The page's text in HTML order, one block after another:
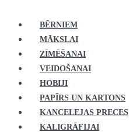
BĒRNIEM
MĀKSLAI
ZĪMĒŠANAI
VEIDOŠANAI
HOBIJI
PAPĪRS UN KARTONS
KANCELEJAS PRECES
KALIGRĀFIJAI